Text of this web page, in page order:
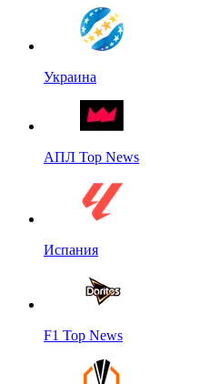
Украина
АПЛ Top News
Испания
F1 Top News